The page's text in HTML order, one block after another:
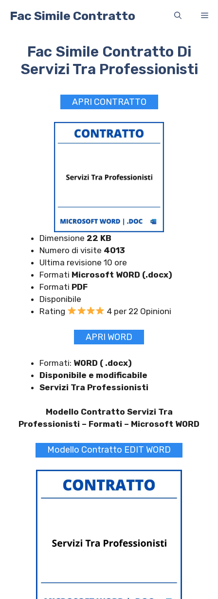
Fac Simile Contratto
Fac Simile Contratto Di
Servizi Tra Professionisti
APRI CONTRATTO
Dimensione 22 KB
Numero di visite 4013
Ultima revisione 10 ore
Formati Microsoft WORD (.docx)
Formati PDF
Disponibile
Rating
4 per 22 Opinioni
APRI WORD
Formati: WORD ( .docx)
Disponibile e modificabile
Servizi Tra Professionisti
Modello Contratto Servizi Tra
Professionisti – Formati – Microsoft WORD
Modello Contratto EDIT WORD